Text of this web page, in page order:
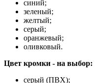
синий;
зеленый;
желтый;
серый;
оранжевый;
оливковый.
Цвет кромки - на выбор:
серый (ПВХ);